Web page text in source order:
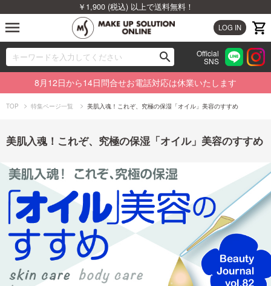
￥1,900 (税込) 以上で送料無料！
LOG IN
menu
search
00
Official
SNS
ブランドから探す
カテゴリから探す
特集から探す
ビューティジャーナルから探す
8月12日から14日問合せお電話対応は休業いたします
TOP 特集ページ一覧 美肌入魂！これぞ、究極の保湿「オイル」美容のすすめ
美肌入魂！これぞ、究極の保湿「オイル」美容のすすめ